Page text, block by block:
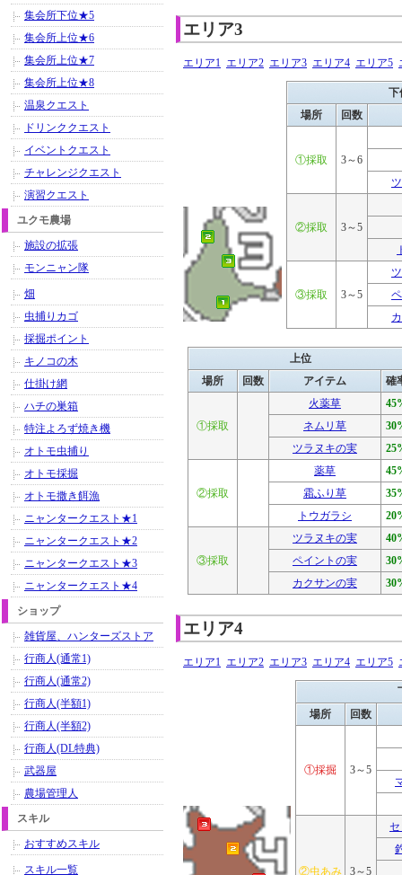
エリア3
エリア1 エリア2 エリア3 エリア4 エリア5
下
場所
回数
①採取
3～6
②採取
3～5
③採取 3～5
上位
場所
回数 アイテム 確
①採取
火薬草
ネムリ草
ツラヌキの実
②採取
薬草
霜ふり草
トウガラシ
③採取
ツラヌキの実
ペイントの実
カクサンの実
エリア4
エリア1 エリア2 エリア3 エリア4 エリア5
場所
回数
①採掘
3～5
②虫あみ 3～5
集会所下位★5
集会所上位★6
集会所上位★7
集会所上位★8
温泉クエスト
ドリンククエスト
イベントクエスト
チャレンジクエスト
演習クエスト
ユクモ農場
施設の拡張
モンニャン隊
畑
虫捕りカゴ
採掘ポイント
キノコの木
仕掛け網
ハチの巣箱
特注よろず焼き機
オトモ虫捕り
オトモ採掘
オトモ撒き餌漁
ニャンタークエスト★1
ニャンタークエスト★2
ニャンタークエスト★3
ニャンタークエスト★4
ショップ
雑貨屋、ハンターズストア
行商人(通常1)
行商人(通常2)
行商人(半額1)
行商人(半額2)
行商人(DL特典)
武器屋
農場管理人
スキル
おすすめスキル
スキル一覧